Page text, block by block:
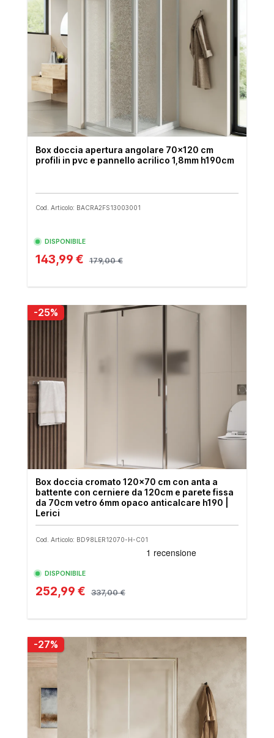
Box doccia apertura angolare 70x120 cm
profili in pvc e pannello acrilico 1,8mm h190cm
Cod. Articolo: BACRA2FS13003001
DISPONIBILE
143,99 € 179,00 €
-25%
Box doccia cromato 120x70 cm con anta a
battente con cerniere da 120cm e parete fissa
da 70cm vetro 6mm opaco anticalcare h190 |
Lerici
Cod. Articolo: BD98LER12070-H-C01
DISPONIBILE
252,99 € 337,00 €
-27%